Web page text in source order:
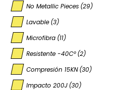
No Metallic Pieces (29)
Lavable (3)
Microfibra (11)
Resistente -40Cº (2)
Compresión 15KN (30)
Impacto 200J (30)